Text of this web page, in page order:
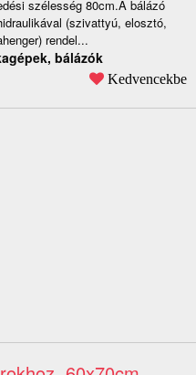
szélesség 80cm.A bálázó
(szivattyú, elosztó,
rendel...
bálázók
Kedvencekbe